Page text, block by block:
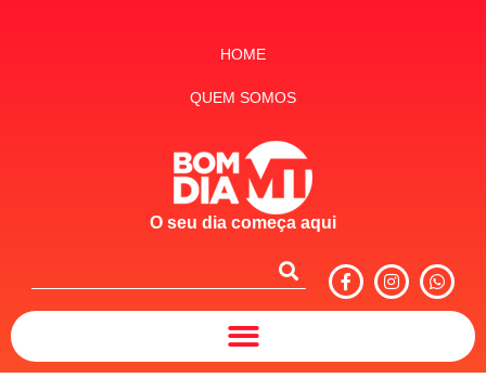
HOME
QUEM SOMOS
O seu dia começa aqui